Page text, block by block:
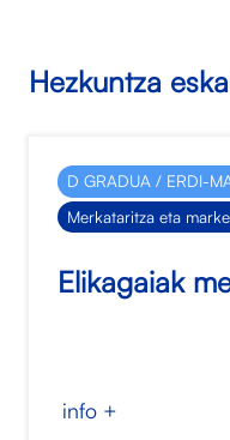
Hezkuntza
D GRADUA / ERDI-
Merkataritza eta
Elikagaiak
info +